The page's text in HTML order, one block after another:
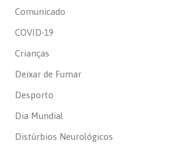
Comunicado
COVID-19
Crianças
Deixar de Fumar
Desporto
Dia Mundial
Distúrbios Neurológicos